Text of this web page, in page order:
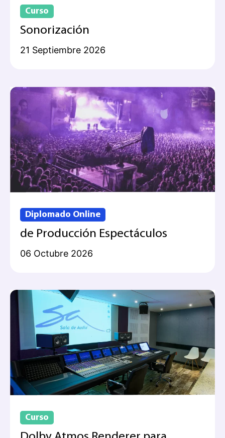
Curso
Sonorización
21 Septiembre 2026
Diplomado Online
de Producción Espectáculos
06 Octubre 2026
Curso